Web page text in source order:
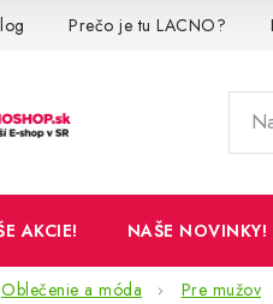
Prečo je tu LACNO?
AKCIE! NAŠE NOVINKY!
Oblečenie a móda Pre mužov